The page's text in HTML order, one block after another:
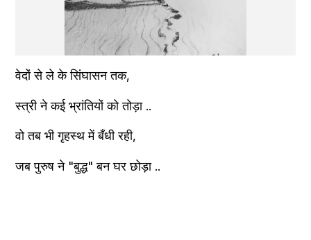
वेदों से ले के सिंघासन तक,
स्त्री ने कई भ्रांतियों को तोड़ा ..
वो तब भी गृहस्थ में बँधी रही,
जब पुरुष ने "बुद्ध" बन घर छोड़ा ..